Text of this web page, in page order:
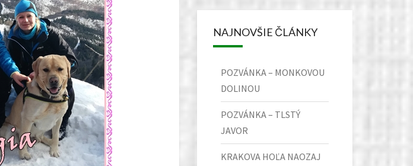
NAJNOVŠIE ČLÁNKY
POZVÁNKA – MONKOVOU
DOLINOU
POZVÁNKA – TLSTÝ
JAVOR
KRAKOVA HOĽA NAOZAJ